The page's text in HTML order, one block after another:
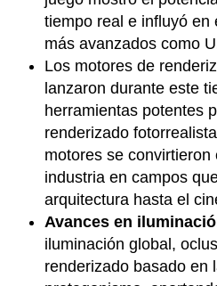
tiempo real e influyó en
más avanzados como
Los motores de
lanzaron durante este
herramientas potentes
renderizado
motores se
industria en campos
arquitectura hasta el
Avances en
iluminación global,
renderizado basado en